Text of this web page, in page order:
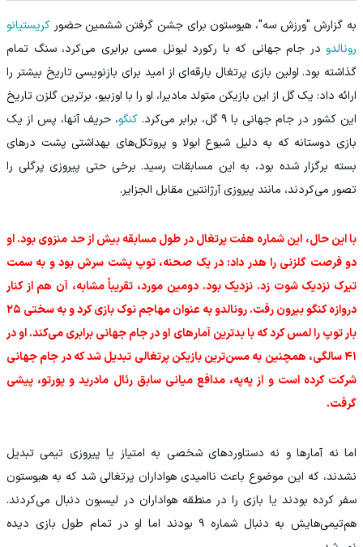
به گزارش "ورزش سه"، هیوستون برای جشن گرفتن ششمین حضور کریستیانو
رونالدو در جام جهانی که با رکورد لیونل مسی برابری می‌کرد، سنگ تمام
گذاشته بود. اولین بازی پرتغال بارقه‌ای از امید برای بازنویسی تاریخ بیشتر را
ارائه داد: یک گل از این بازیکن متولد مادیرا، او را با اوزبیو، برترین گلزن تاریخ
این کشور در جام جهانی با ۹ گل، برابر می‌کرد.
کنگو، حریف آنها، پس از یک
بازی دوستانه که به دلیل شیوع ابولا و پروتکل‌های بهداشتی پشت درهای
بسته برگزار شده بود، به این مسابقات رسید. برخی حتی پیروزی پرگلی را
تصور می‌کردند، مانند پیروزی آرژانتین مقابل الجزایر.
با این حال، این شماره هفت پرتغال در طول مسابقه بیش از حد منزوی بود. او
دو فرصت گلزنی را هدر داد: در یک صحنه، توپ پشت سرش بود و به سمت
تیرک نزدیک شوت زد. نزدیک بود. دومین مورد، تقریباً مشابه، آن هم از کنار
دروازه کنگو بیرون رفت. رونالدو به عنوان مهاجم نوک بازی کرد و به‌ سختی ۲۵
بار توپ را لمس کرد که با بدترین آمارهای او در جام جهانی برابری می‌کند. او در
۴۱ سالگی، همچنین به مسن‌ترین بازیکن پرتغالی تبدیل شد که در جام جهانی
شرکت کرده است و از په‌په، مدافع میانی سابق رئال مادرید و پورتو، پیشی
گرفت.
اما نه آمارها و نه دستاوردهای شخصی به امتیاز یا پیروزی تیمی تبدیل
نشدند، که این موضوع باعث ناامیدی هواداران پرتغالی شد که به هیوستون
سفر کرده بودند یا بازی را در منطقه هواداران در لیسبون دنبال می‌کردند.
هم‌تیمی‌هایش به دنبال شماره ۹ بودند اما او در تمام طول بازی دیده